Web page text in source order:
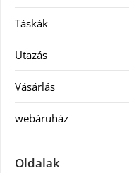
Táskák
Utazás
Vásárlás
webáruház
Oldalak